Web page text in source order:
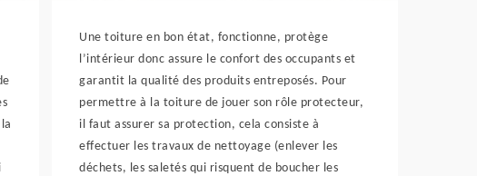
Une toiture en bon état, fonctionne, protège
l’intérieur donc assure le confort des occupants et
garantit la qualité des produits entreposés. Pour
permettre à la toiture de jouer son rôle protecteur,
il faut assurer sa protection, cela consiste à
effectuer les travaux de nettoyage (enlever les
déchets, les saletés qui risquent de boucher les